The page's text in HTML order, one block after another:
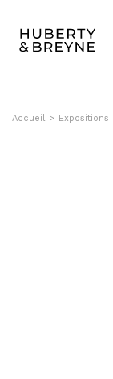
Accueil > Expositions